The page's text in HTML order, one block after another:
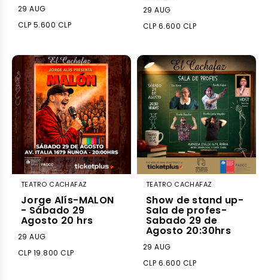
29 AUG
CLP 5.600 CLP
29 AUG
CLP 6.600 CLP
TEATRO CACHAFAZ
Jorge Alís-MALON
- Sábado 29
Agosto 20 hrs
29 AUG
CLP 19.800 CLP
TEATRO CACHAFAZ
Show de stand up-
Sala de profes-
Sabado 29 de
Agosto 20:30hrs
29 AUG
CLP 6.600 CLP